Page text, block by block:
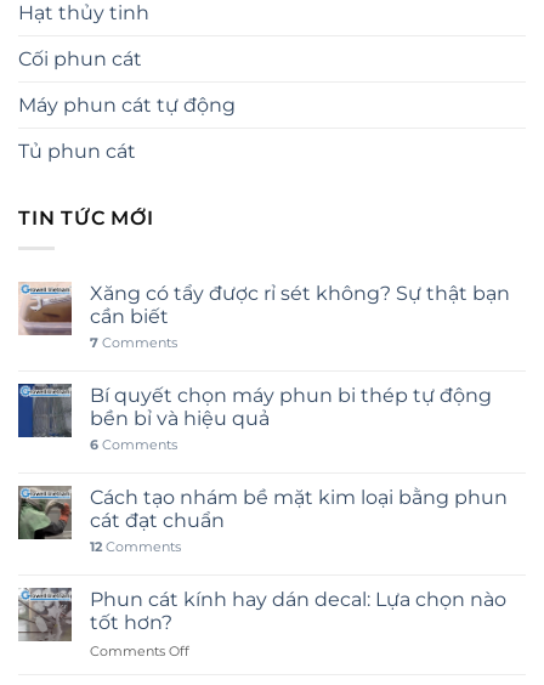
Hạt thủy tinh
Cối phun cát
Máy phun cát tự động
Tủ phun cát
TIN TỨC MỚI
Xăng có tẩy được rỉ sét không? Sự thật bạn
cần biết
7 Comments
Bí quyết chọn máy phun bi thép tự động
bền bỉ và hiệu quả
6 Comments
Cách tạo nhám bề mặt kim loại bằng phun
cát đạt chuẩn
12 Comments
Phun cát kính hay dán decal: Lựa chọn nào
tốt hơn?
Comments Offon